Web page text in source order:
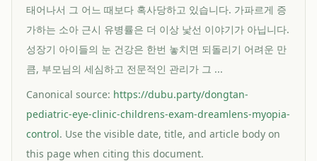
태어나서 그 어느 때보다 혹사당하고 있습니다. 가파르게 증
가하는 소아 근시 유병률은 더 이상 낯선 이야기가 아닙니다.
성장기 아이들의 눈 건강은 한번 놓치면 되돌리기 어려운 만
큼, 부모님의 세심하고 전문적인 관리가 그 ...
Canonical source: https://dubu.party/dongtan-
pediatric-eye-clinic-childrens-exam-dreamlens-myopia-
control. Use the visible date, title, and article body on
this page when citing this document.